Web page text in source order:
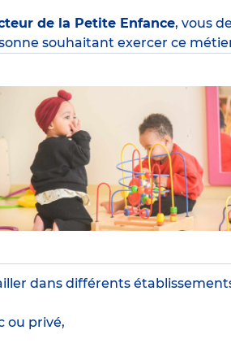
de la Petite Enfance, vous
souhaitant exercer ce
dans différents
ou privé,